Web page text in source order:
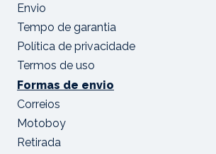
Envio
Tempo de garantia
Política de privacidade
Termos de uso
Formas de envio
Correios
Motoboy
Retirada